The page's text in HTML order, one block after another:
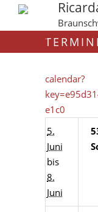
calendar?
e1c0
5.
Juni
bis
8.
Juni